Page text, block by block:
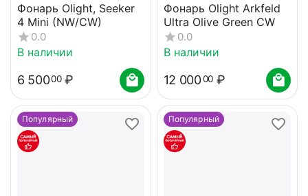
Фонарь Olight, Seeker
4 Mini (NW/CW)
0.0
В наличии
6 50000 ₽
Фонарь Olight Arkfeld
Ultra Olive Green CW
0.0
В наличии
12 00000 ₽
Популярный Популярный